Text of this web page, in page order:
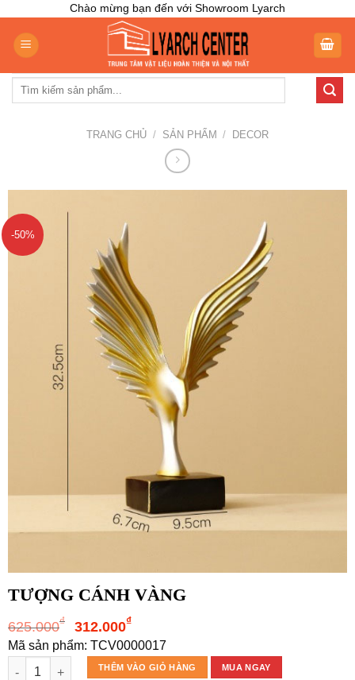
content
Chào mừng bạn đến với Showroom Lyarch
Tìm
TRANG CHỦ / SẢN PHẨM / DECOR
-50%
TƯỢNG CÁNH VÀNG
625.000₫
Giá
gốc
là:
312.000₫Giá
hiện
tại
Mã sản phẩm: TCV0000017
TƯỢNG CÁNH VÀNG số lượng
THÊM VÀO GIỎ HÀNG MUA NGAY